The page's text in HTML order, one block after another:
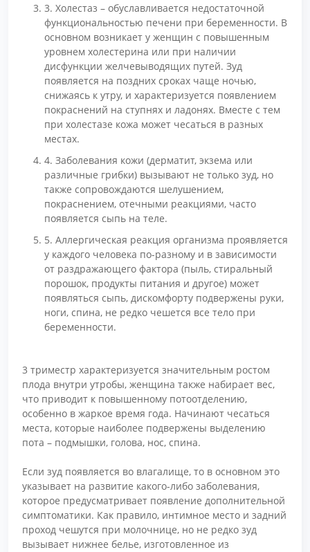
3. Холестаз – обуславливается недостаточной
функциональностью печени при беременности. В
основном возникает у женщин с повышенным
уровнем холестерина или при наличии
дисфункции желчевыводящих путей. Зуд
появляется на поздних сроках чаще ночью,
снижаясь к утру, и характеризуется появлением
покраснений на ступнях и ладонях. Вместе с тем
при холестазе кожа может чесаться в разных
местах.
4. Заболевания кожи (дерматит, экзема или
различные грибки) вызывают не только зуд, но
также сопровождаются шелушением,
покраснением, отечными реакциями, часто
появляется сыпь на теле.
5. Аллергическая реакция организма проявляется
у каждого человека по-разному и в зависимости
от раздражающего фактора (пыль, стиральный
порошок, продукты питания и другое) может
появляться сыпь, дискомфорту подвержены руки,
ноги, спина, не редко чешется все тело при
беременности.
3 триместр характеризуется значительным ростом
плода внутри утробы, женщина также набирает вес,
что приводит к повышенному потоотделению,
особенно в жаркое время года. Начинают чесаться
места, которые наиболее подвержены выделению
пота – подмышки, голова, нос, спина.
Если зуд появляется во влагалище, то в основном это
указывает на развитие какого-либо заболевания,
которое предусматривает появление дополнительной
симптоматики. Как правило, интимное место и задний
проход чешутся при молочнице, но не редко зуд
вызывает нижнее белье, изготовленное из